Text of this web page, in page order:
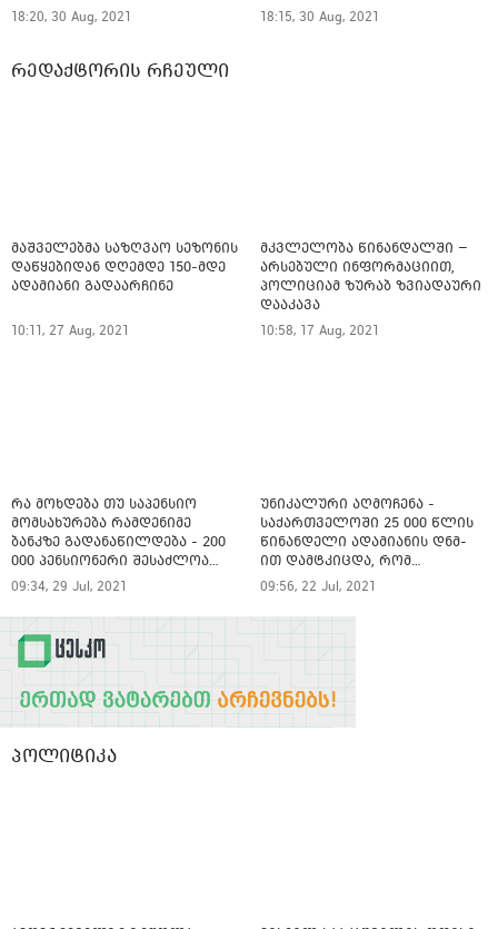
ინიციატივით გამოდის
18:20, 30 Aug, 2021 18:15, 30 Aug, 2021
რედაქტორის რჩეული
მაშველებმა საზღვაო სეზონის
დაწყებიდან დღემდე 150-მდე
ადამიანი გადაარჩინე
10:11, 27 Aug, 2021
მკვლელობა წინანდალში –
არსებული ინფორმაციით,
პოლიციამ ზურაბ ზვიადაური
დააკავა
10:58, 17 Aug, 2021
რა მოხდება თუ საპენსიო
მომსახურება რამდენიმე
ბანკზე გადანაწილდება - 200
000 პენსიონერი შესაძლოა
პენსიის გარეშე დარჩეს
09:34, 29 Jul, 2021
უნიკალური აღმოჩენა -
საქართველოში 25 000 წლის
წინანდელი ადამიანის დნმ-
ით დამტკიცდა, რომ
ევრაზიის კონტინენტის
მოსახლეობა კავკასიური
გენის მატარებელია
09:56, 22 Jul, 2021
პოლიტიკა